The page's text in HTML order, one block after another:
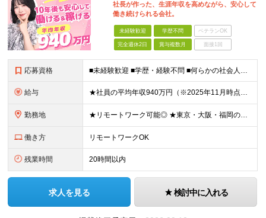
社長が作った、生涯年収を高めながら、安心して
働き続けられる会社。
未経験歓迎 学歴不問 ベテランOK
完全週休2日 賞与複数月 面接1回
応募資格 ■未経験歓迎 ■学歴・経験不問 ■何らかの社会人経験がある方 ＜こんな方に向いています！＞ ・頑張った分評価されたい方 ・将来役立つ知識を身につけたい方 ・新しいことを学ぶのが好きな方 ・趣味
給与 ★社員の平均年収940万円（※2025年11月時点） ★転職者は全員収入アップを実現 ★入社半年で昇給した実績あり！ 【営業未経験】 月給35万8,000円～（固定残業代含む）＋インセンティブ ＋賞
勤務地 ★リモートワーク可能◎ ★東京・大阪・福岡の3拠点で募集中／ご希望の勤務地で配属します ★転勤なし ＜東京支店＞ 東京都港区三田1丁目4番28号 三田国際ビル2階 ＜大阪本社＞ 大阪府大阪市北区梅
働き方 リモートワークOK
残業時間 20時間以内
求人を見る 検討中に入れる